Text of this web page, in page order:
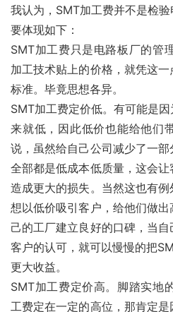
我认为，SMT加工费并不是检
要体现如下：
SMT加工费只是电路板厂的管
加工技术贴上的价格，就凭这
标准。毕竟思想各异。
SMT加工费定价低。有可能是
来就低，因此低价也能给他们
说，虽然给自己公司减少了一
全部都是低成本低质量，这会
造成更大的损失。当然这也有
想以低价吸引客户，给他们做
己的工厂建立良好的口碑，当
客户的认可，就可以慢慢的把
更大收益。
SMT加工费定价高。脚踏实地
工费定在一定的高位，那肯定